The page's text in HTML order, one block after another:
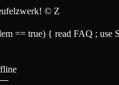
© Z
== true) { read FAQ ;